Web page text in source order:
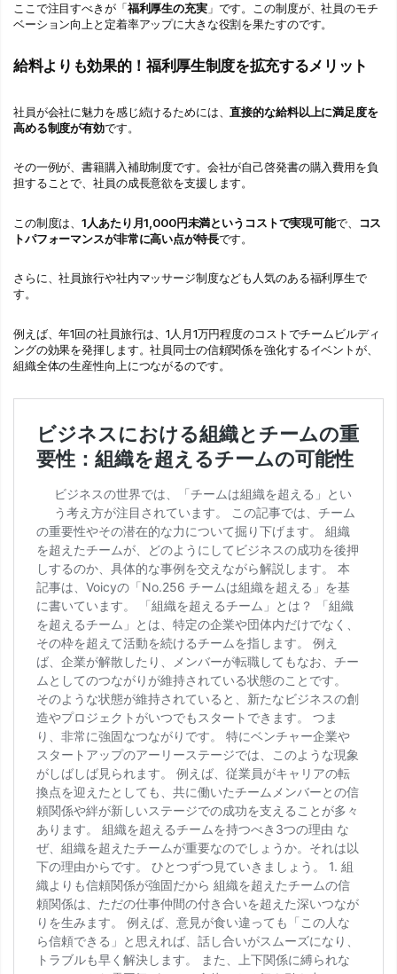
ここで注目すべきが「福利厚生の充実」です。この制度が、社員のモチ
ベーション向上と定着率アップに大きな役割を果たすのです。
給料よりも効果的！福利厚生制度を拡充するメリット
社員が会社に魅力を感じ続けるためには、直接的な給料以上に満足度を
高める制度が有効です。
その一例が、書籍購入補助制度です。会社が自己啓発書の購入費用を負
担することで、社員の成長意欲を支援します。
この制度は、1人あたり月1,000円未満というコストで実現可能で、
コス
トパフォーマンスが非常に高い点が特長です。
さらに、社員旅行や社内マッサージ制度なども人気のある福利厚生で
す。
例えば、年1回の社員旅行は、1人月1万円程度のコストでチームビルディ
ングの効果を発揮します。社員同士の信頼関係を強化するイベントが、
組織全体の生産性向上につながるのです。